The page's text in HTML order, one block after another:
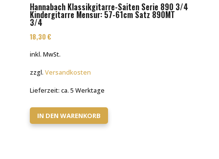
Hannabach Klassikgitarre-Saiten Serie 890 3/4
Kindergitarre Mensur: 57-61cm Satz 890MT
3/4
18,30 €
inkl. MwSt.
zzgl. Versandkosten
Lieferzeit: ca. 5 Werktage
IN DEN WARENKORB